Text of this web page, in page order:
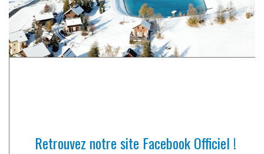
Retrouvez notre site Facebook Officiel !